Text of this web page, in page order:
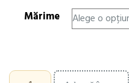
Mărime
Cantitate